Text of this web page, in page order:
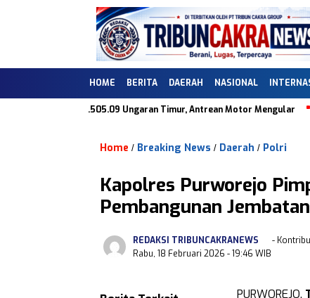
HOME BERITA DAERAH NASIONAL
di SPBU 44.505.09 Ungaran Timur, Antrean Motor Mengular
Home / Breaking News / Daerah / Polri
Kapolres Purworejo
Pembangunan
REDAKSI TRIBUNCAKRANEWS
-
Rabu, 18 Februari 2026 - 19:46 WIB
PURWOREJO,